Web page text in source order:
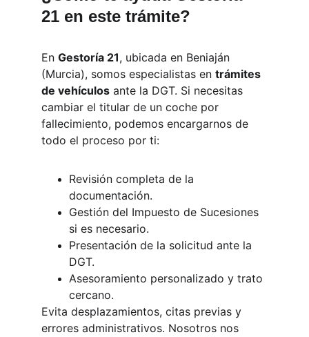
21 en este trámite?
En Gestoría 21, ubicada en Beniaján
(Murcia), somos especialistas en trámites
de vehículos ante la DGT. Si necesitas
cambiar el titular de un coche por
fallecimiento, podemos encargarnos de
todo el proceso por ti:
Revisión completa de la
documentación.
Gestión del Impuesto de Sucesiones
si es necesario.
Presentación de la solicitud ante la
DGT.
Asesoramiento personalizado y trato
cercano.
Evita desplazamientos, citas previas y
errores administrativos. Nosotros nos